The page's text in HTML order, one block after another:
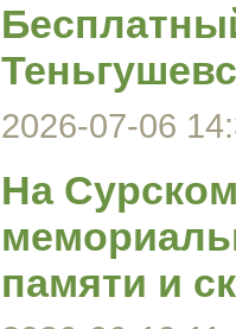
2026-07-06
На
памяти и